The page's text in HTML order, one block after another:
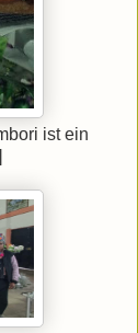
ist ein